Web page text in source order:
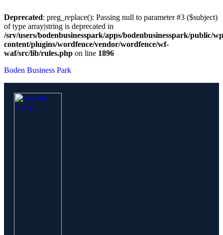
Deprecated: preg_replace(): Passing null to parameter #3 ($subject)
of type array|string is deprecated in
/srv/users/bodenbusinesspark/apps/bodenbusinesspark/public/
content/plugins/wordfence/vendor/wordfence/wf-
waf/src/lib/rules.php on line 1896
Boden Business Park